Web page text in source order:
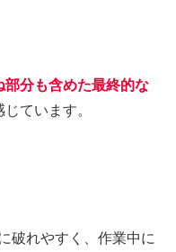
分も含めた最終的な
ています。
破れやすく、作業中に